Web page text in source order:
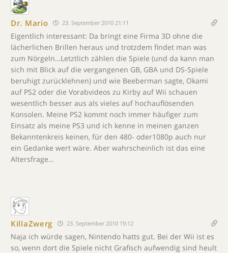
Dr. Mario 23. September 2010 21:11
Eigentlich interessant: Da bringt eine Firma 3D ohne die
lächerlichen Brillen heraus und trotzdem findet man was
zum Nörgeln…Letztlich zählen die Spiele (und da kann man
sich mit Blick auf die vergangenen GB, GBA und DS-Spiele
beruhigt zurücklehnen) und wie Beeberman sagte, Okami
auf PS2 oder die Vorabvideos zu Kirby auf Wii schauen
wesentlich besser aus als vieles auf hochauflösenden
Konsolen. Meine PS2 kommt noch immer häufiger zum
Einsatz als meine PS3 und ich kenne in meinen ganzen
Bekanntenkreis keinen, für den 480- oder1080p auch nur
ein Gedanke wert wäre. Aber wahrscheinlich ist das eine
Altersfrage…
KillaZwerg 23. September 2010 19:12
Naja ich würde sagen, Nintendo hatts gut. Bei der Wii ist es
so, wenn dort die Spiele nicht Grafisch aufwendig sind heult